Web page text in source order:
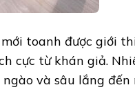
toanh được giới
cực từ khán giả.
và sâu lắng